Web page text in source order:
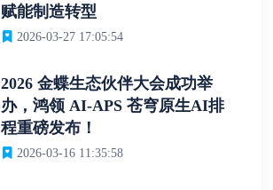
赋能制造转型
2026-03-27 17:05:54
2026 金蝶生态伙伴大会成功举
办，鸿领 AI-APS 苍穹原生AI排
程重磅发布！
2026-03-16 11:35:58